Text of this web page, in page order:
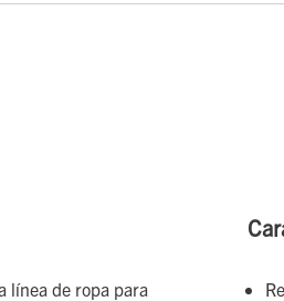
línea de ropa para